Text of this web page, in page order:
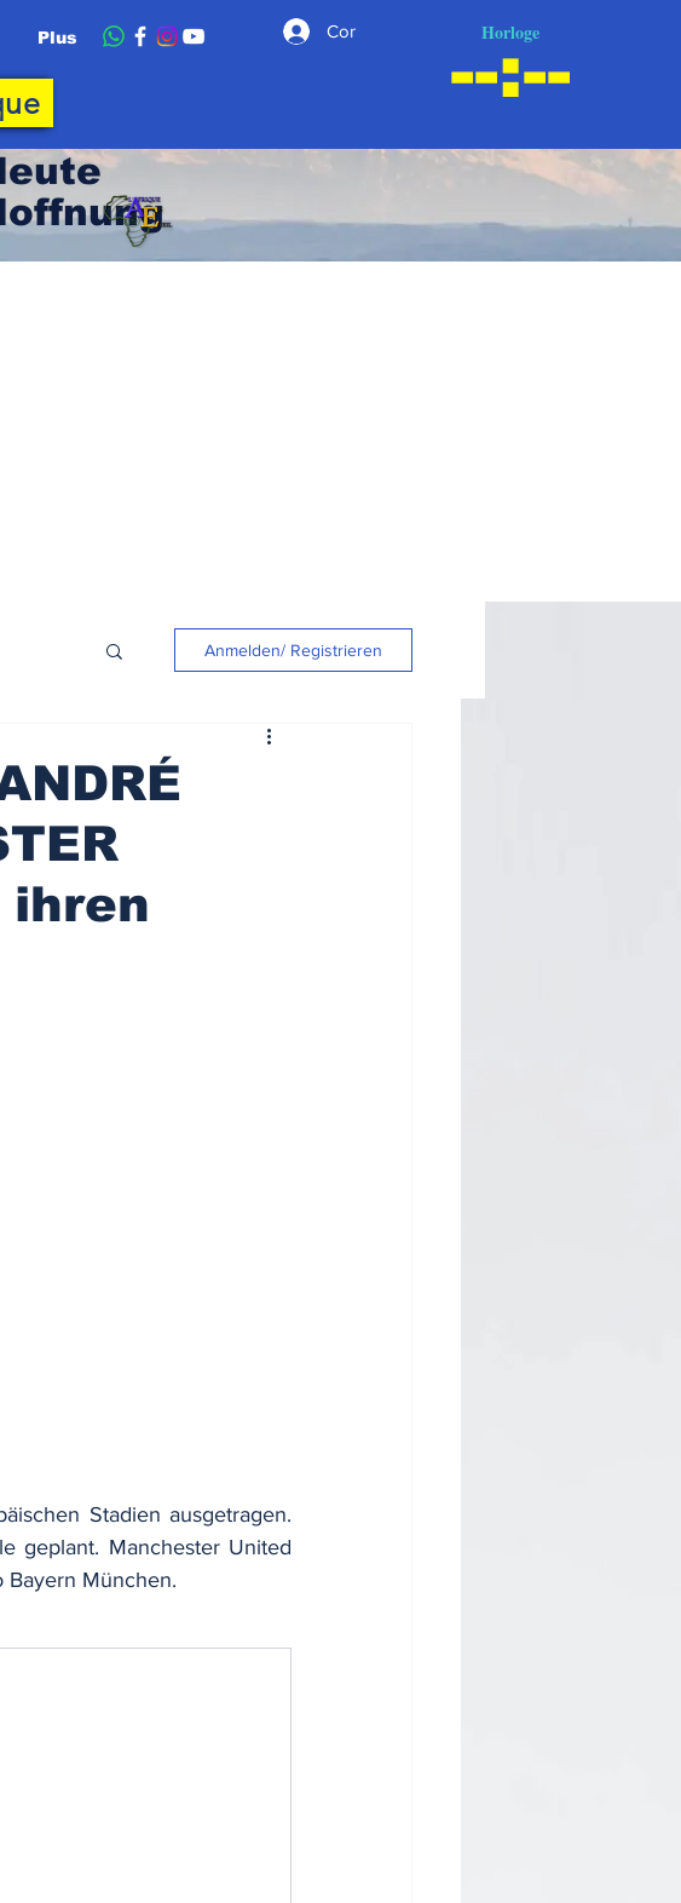
Plus Connexion Horloge
Anmelden/ Registrieren
ihren
Stadien ausgetragen.
geplant. Manchester United
Bayern München.